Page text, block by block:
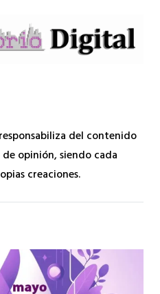
del contenido
opinión, siendo cada
creaciones.